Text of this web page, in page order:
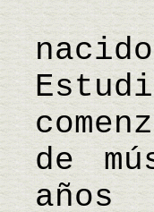
de
años